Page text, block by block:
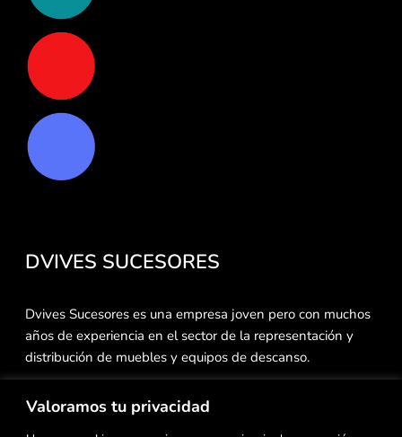
Valoramos tu privacidad
DVIVES SUCESORES
Dvives Sucesores es una empresa joven pero con muchos
años de experiencia en el sector de la representación y
distribución de muebles y equipos de descanso.
Nos caracterizamos por nuestra atención personalizada a
cada uno de nuestros clientes, siendo éstos nuestro